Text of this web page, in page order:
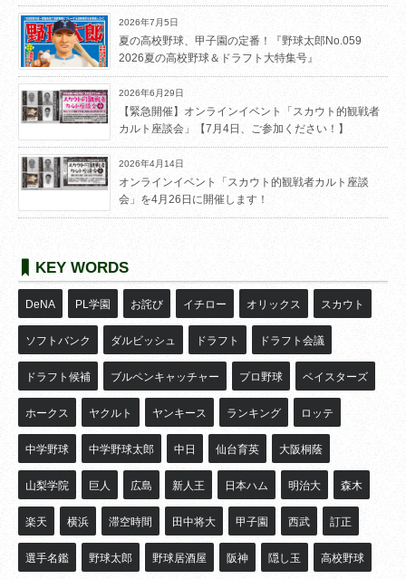
2026年7月5日
夏の高校野球、甲子園の定番！『野球太郎No.059
2026夏の高校野球＆ドラフト大特集号』
2026年6月29日
【緊急開催】オンラインイベント「スカウト的観戦者
カルト座談会」【7月4日、ご参加ください！】
2026年4月14日
オンラインイベント「スカウト的観戦者カルト座談
会」を4月26日に開催します！
KEY WORDS
DeNA PL学園 お詫び イチロー オリックス スカウト
ソフトバンク ダルビッシュ ドラフト ドラフト会議
ドラフト候補 ブルペンキャッチャー プロ野球 ベイスターズ
ホークス ヤクルト ヤンキース ランキング ロッテ
中学野球 中学野球太郎 中日 仙台育英 大阪桐蔭
山梨学院 巨人 広島 新人王 日本ハム 明治大 森木
楽天 横浜 滞空時間 田中将大 甲子園 西武 訂正
選手名鑑 野球太郎 野球居酒屋 阪神 隠し玉 高校野球